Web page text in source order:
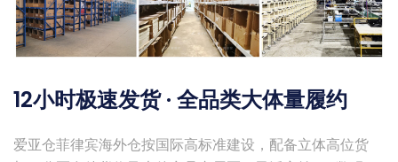
12小时极速发货 · 全品类大体量履约
爱亚仓菲律宾海外仓按国际高标准建设，配备立体高位货